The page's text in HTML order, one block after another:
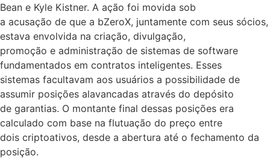
Bean e Kyle Kistner. A ação foi movida sob
a acusação de que a bZeroX, juntamente com seus sócios,
estava envolvida na criação, divulgação,
promoção e administração de sistemas de software
fundamentados em contratos inteligentes. Esses
sistemas facultavam aos usuários a possibilidade de
assumir posições alavancadas através do depósito
de garantias. O montante final dessas posições era
calculado com base na flutuação do preço entre
dois criptoativos, desde a abertura até o fechamento da
posição.